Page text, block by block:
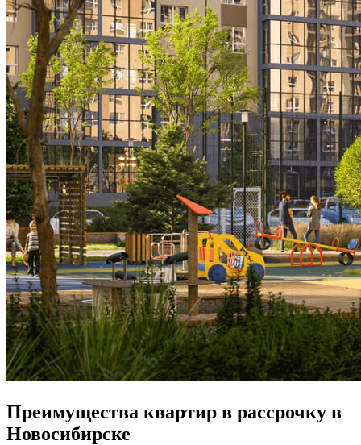
Преимущества квартир в рассрочку в
Новосибирске